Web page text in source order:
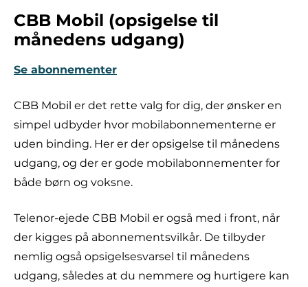
CBB Mobil (opsigelse til
månedens udgang)
Se abonnementer
CBB Mobil er det rette valg for dig, der ønsker en
simpel udbyder hvor mobilabonnementerne er
uden binding. Her er der opsigelse til månedens
udgang, og der er gode mobilabonnementer for
både børn og voksne.
Telenor-ejede CBB Mobil er også med i front, når
der kigges på abonnementsvilkår. De tilbyder
nemlig også opsigelsesvarsel til månedens
udgang, således at du nemmere og hurtigere kan